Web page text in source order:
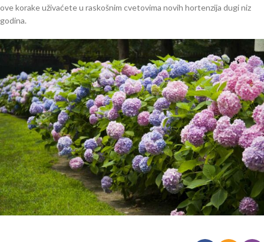
ove korake uživaćete u raskošnim cvetovima novih hortenzija dugi niz
godina.